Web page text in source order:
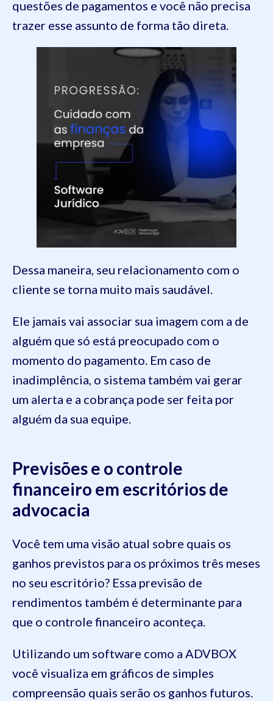
questões de pagamentos e você não precisa
trazer esse assunto de forma tão direta.
Dessa maneira, seu relacionamento com o
cliente se torna muito mais saudável.
Ele jamais vai associar sua imagem com a de
alguém que só está preocupado com o
momento do pagamento. Em caso de
inadimplência, o sistema também vai gerar
um alerta e a cobrança pode ser feita por
alguém da sua equipe.
Previsões e o controle
financeiro em escritórios de
advocacia
Você tem uma visão atual sobre quais os
ganhos previstos para os próximos três meses
no seu escritório? Essa previsão de
rendimentos também é determinante para
que o controle financeiro aconteça.
Utilizando um software como a ADVBOX
você visualiza em gráficos de simples
compreensão quais serão os ganhos futuros.